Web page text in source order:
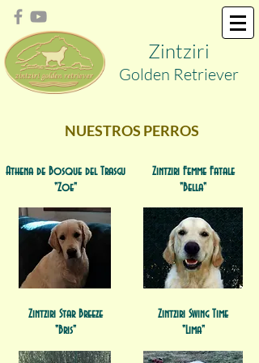
Zintziri
Golden Retriever
NUESTROS PERROS
Athena de Bosque del Trasgu
"Zoe"
Zintziri Star Breeze
"Bris"
Zintziri Femme Fatale
"Bella"
Zintziri Swing Time
"Lima"